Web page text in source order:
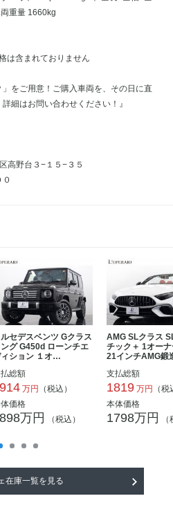
重量 1660kg
含まれておりません
」をご用意！ご購入車両を、その日に直
細はお問い合わせください！』
高野台３−１５−３５
セデスベンツ Gクラス
ング G450d ローンチエ
ション １オ…
総額
万円
（税込）
価格
万円 （税込）
AMG SLクラス
チック＋ 1オー
21インチAMG
支払総額
1819 万円
（
本体価格
1798万円
在庫一覧を見る